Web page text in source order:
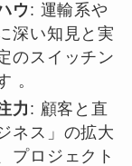
ウ: 運輸系や
深い知見と実
のスイッチン
。
力 : 顧客と直
ネス」の拡大
プロジェクト